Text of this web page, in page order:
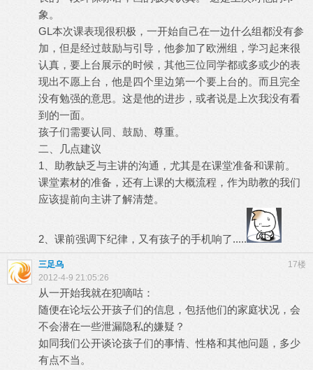
象。
GL本次课表现很积极，一开始自己在一边什么组都没有参
加，但是经过鼓励与引导，他参加了欧洲组，学习起来很
认真，要上台展示的时候，其他三位同学都或多或少的表
现出不愿上台，他是四个里边第一个要上台的。而且完全
没有勉强的意思。这是他的进步，或者说是上次我没有看
到的一面。
孩子们需要认同、鼓励、尊重。
二、几点建议
1、助教缺乏与主讲的沟通，尤其是在课堂准备和课前。
课堂素材的准备，还有上课的大概流程，作为助教的我们
应该提前向主讲了解清楚。
2、课前强调下纪律，又有孩子的手机响了.....
17楼
三足乌
2012-4-9 21:05:26
从一开始我就在犯嘀咕：
随便在论坛公开孩子们的信息，包括他们的家庭状况，会
不会潜在一些泄漏隐私的嫌疑？
如同我们公开谈论孩子们的事情、性格和其他问题，多少
有点不当。